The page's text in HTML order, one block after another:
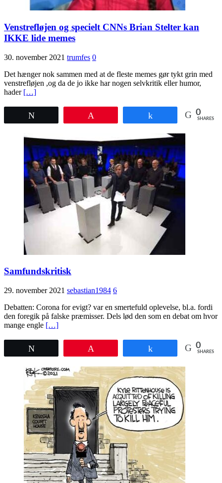
Venstrefløjen og specielt CNNs Brian Stelter kan
IKKE lide memes
30. november 2021 trumfes 0
Det hænger nok sammen med at de fleste memes gør tykt grin med
venstrefløjen ,og da de jo ikke har nogen selvkritik eller humor,
hader […]
0
SHARES
Samfundskritisk
29. november 2021 sebastian1984 6
Debatten: Corona for evigt? var en smertefuld oplevelse, bl.a. fordi
den foregik på falske præmisser. Dels lød den som en debat om hvor
mange engle […]
0
SHARES